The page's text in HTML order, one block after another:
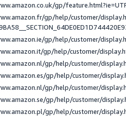
gp/
gp/help/customer/
gp/help/customer/
gp/help/customer/
gp/help/customer/
gp/help/customer/
gp/help/customer/
gp/help/customer/
gp/help/customer/